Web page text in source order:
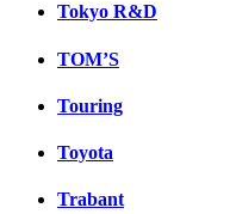
Tokyo R&D
TOM’S
Touring
Toyota
Trabant